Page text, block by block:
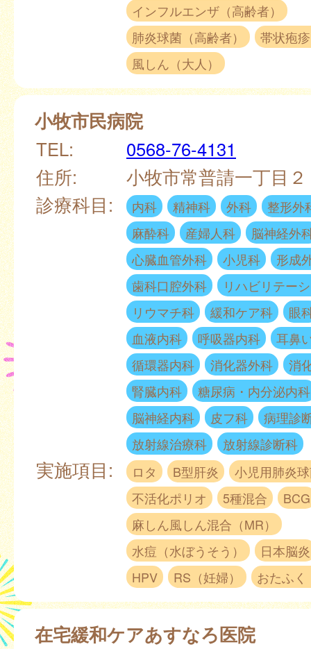
インフルエンザ（高齢者）
肺炎球菌（高齢者）
帯状疱
風しん（大人）
小牧市民病院
TEL:
0568-76-4131
住所:
小牧市常普請一丁目
診療科目:
内科 精神科 外科
整形外
麻酔科
産婦人科
脳神経外
心臓血管外科
小児科
形成
歯科口腔外科
リハビリテー
リウマチ科
緩和ケア科
眼
血液内科
呼吸器内科
耳鼻
循環器内科
消化器外科
消
腎臓内科
糖尿病・内分泌内科
脳神経内科
皮フ科
病理診
放射線治療科
放射線診断科
実施項目: ロタ B型肝炎
小児用肺炎
不活化ポリオ
5種混合
BCG
麻しん風しん混合（MR）
水痘（水ぼうそう）
日本脳炎
HPV
RS（妊婦） おたふ
在宅緩和ケアあすなろ医院